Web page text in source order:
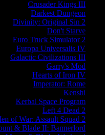
Crusader Kings III
Darkest Dungeon
Divinity: Original Sin 2
Don't Starve
Euro Truck Simulator 2
Europa Universalis IV
Galactic Civilizations III
Garry's Mod
Hearts of Iron IV
Imperator: Rome
Kenshi
Kerbal Space Program
Left 4 Dead 2
of War: Assault Squad 2
& Blade II: Bannerlord